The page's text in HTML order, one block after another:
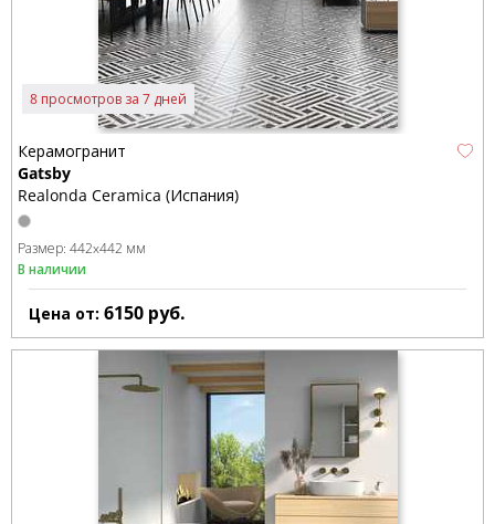
8 просмотров за 7 дней
Керамогранит
Gatsby
Realonda Ceramica (Испания)
Размер: 442x442 мм
В наличии
Цена от: 6150 руб.